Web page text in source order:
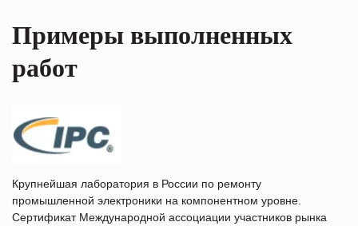
Примеры выполненных
работ
Крупнейшая лаборатория в России по ремонту
промышленной электроники на компонентном уровне.
Сертификат Международной ассоциации участников рынка